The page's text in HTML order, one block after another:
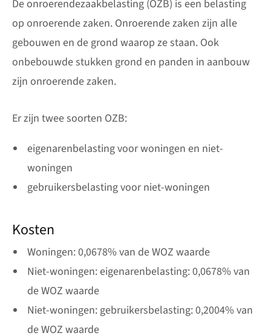
De onroerendezaakbelasting (OZB) is een belasting
op onroerende zaken. Onroerende zaken zijn alle
gebouwen en de grond waarop ze staan. Ook
onbebouwde stukken grond en panden in aanbouw
zijn onroerende zaken.
Er zijn twee soorten OZB:
eigenarenbelasting voor woningen en niet-
woningen
gebruikersbelasting voor niet-woningen
Kosten
Woningen: 0,0678% van de WOZ waarde
Niet-woningen: eigenarenbelasting: 0,0678% van
de WOZ waarde
Niet-woningen: gebruikersbelasting: 0,2004% van
de WOZ waarde